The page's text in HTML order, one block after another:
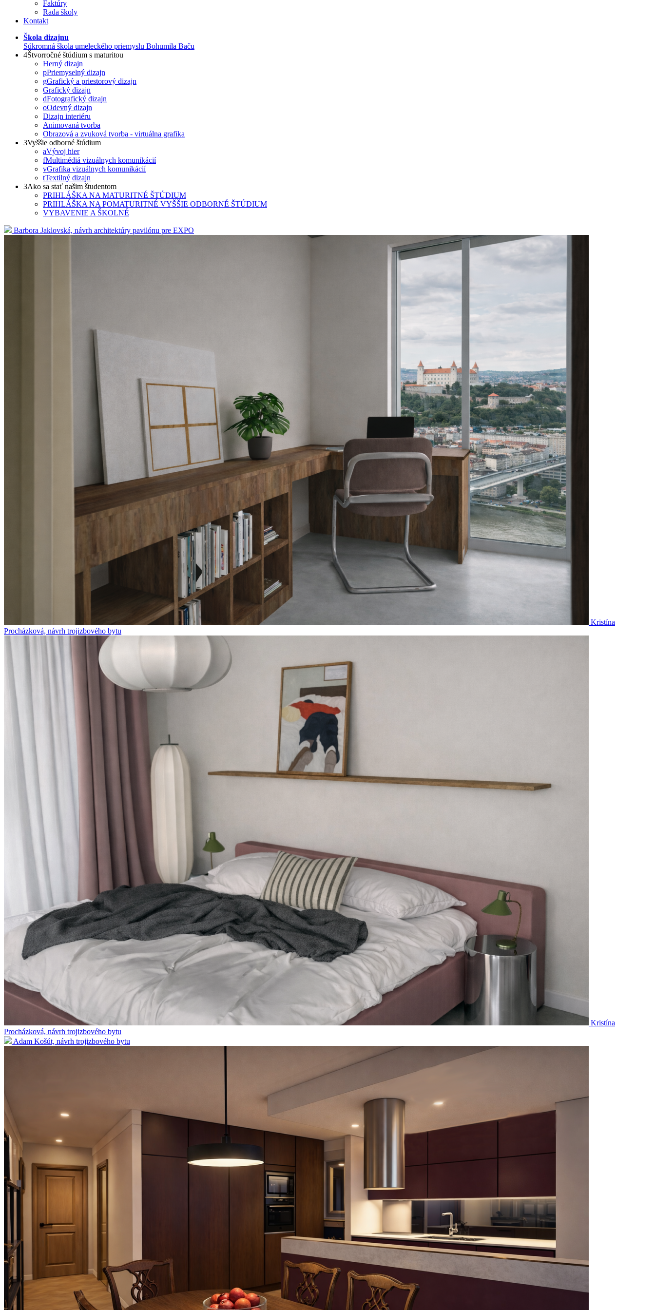
Faktúry
Rada školy
Kontakt
Škola dizajnu
Súkromná škola umeleckého priemyslu Bohumila Baču
4Štvorročné štúdium s maturitou
Herný dizajn
pPriemyselný dizajn
gGrafický a priestorový dizajn
Grafický dizajn
dFotografický dizajn
oOdevný dizajn
Dizajn interiéru
Animovaná tvorba
Obrazová a zvuková tvorba - virtuálna grafika
3Vyššie odborné štúdium
aVývoj hier
fMultimédiá vizuálnych komunikácií
vGrafika vizuálnych komunikácií
tTextilný dizajn
3Ako sa stať našim študentom
PRIHLÁŠKA NA MATURITNÉ ŠTÚDIUM
PRIHLÁŠKA NA POMATURITNÉ VYŠŠIE ODBORNÉ ŠTÚDIUM
VYBAVENIE A ŠKOLNÉ
Barbora Jaklovská, návrh architektúry pavilónu pre EXPO
Kristína
Procházková, návrh trojizbového bytu
Kristína
Procházková, návrh trojizbového bytu
Adam Košút, návrh trojizbového bytu